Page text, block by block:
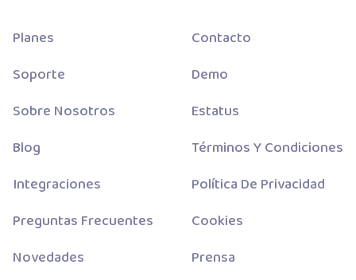
Planes
Soporte
Sobre Nosotros
Blog
Integraciones
Preguntas Frecuentes
Novedades
Contacto
Demo
Estatus
Términos Y Condiciones
Política De Privacidad
Cookies
Prensa